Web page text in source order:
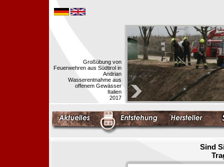
Großübung von
Feuerwehren aus Südtirol in
Andrian
Wasserentnahme aus
offenem Gewässer
Italien
2017
Sind